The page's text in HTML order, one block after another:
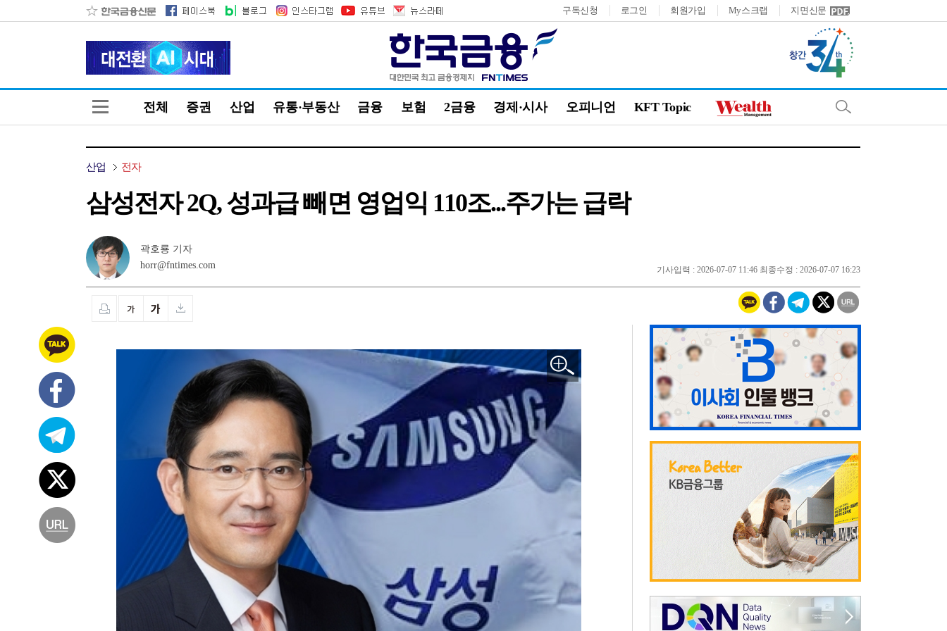
구독신청 로그인 회원가입 My스크랩 지면신문
전체 증권 산업 유통·부동산 금융 보험 2금융 경제·시사 오피니언 KFT Topic
산업 전자
삼성전자 2Q, 성과급 빼면 영업익 110조...주가는 급락
곽호룡 기자
horr@fntimes.com
기사입력 : 2026-07-07 11:46 최종수정 : 2026-07-07 16:23